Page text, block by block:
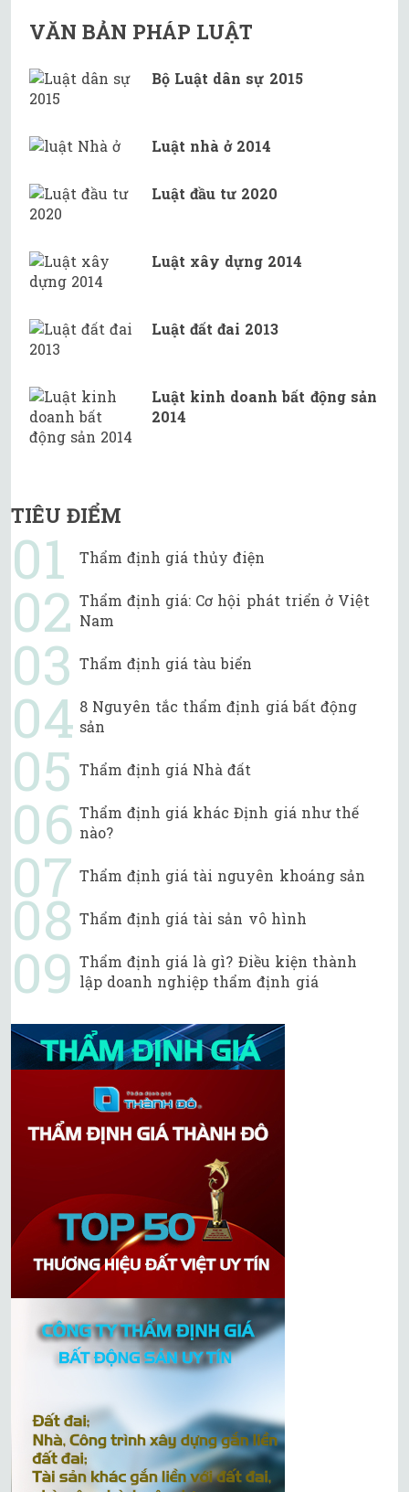
VĂN BẢN PHÁP LUẬT
Bộ Luật dân sự 2015
Luật nhà ở 2014
Luật đầu tư 2020
Luật xây dựng 2014
Luật đất đai 2013
Luật kinh doanh bất động sản
2014
TIÊU ĐIỂM
Thẩm định giá thủy điện
Thẩm định giá: Cơ hội phát triển ở Việt
Nam
Thẩm định giá tàu biển
8 Nguyên tắc thẩm định giá bất động
sản
Thẩm định giá Nhà đất
Thẩm định giá khác Định giá như thế
nào?
Thẩm định giá tài nguyên khoáng sản
Thẩm định giá tài sản vô hình
Thẩm định giá là gì? Điều kiện thành
lập doanh nghiệp thẩm định giá